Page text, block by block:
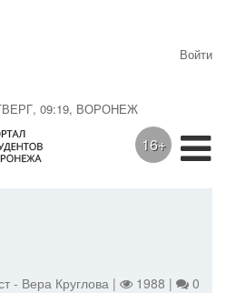
09:19, ВОРОНЕЖ
Войти
16+
- Вера Круглова | 1988 | 0